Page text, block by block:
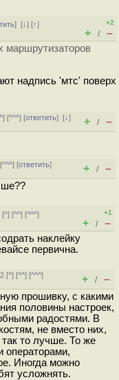
][↓] [↑]
+2
+ / –
маршрутизаторов
надпись 'мтс' поверх
] [^^^] [ответить][↓]
+ / –
^^^] [ответить]
+ / –
[^] [^^] [^^^]
+1
+ / –
наклейку
первична.
[^] [^^] [^^^]
+ / –
прошивку, с какими
половины настроек,
радостями. В
не вместо них,
то лучше. То же
операторами,
Иногда можно
усложнять.